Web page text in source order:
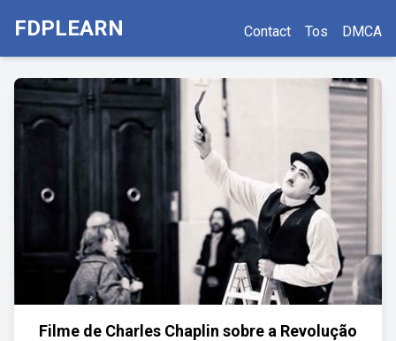
FDPLEARN Contact Tos DMCA
Filme de Charles Chaplin sobre a Revolução